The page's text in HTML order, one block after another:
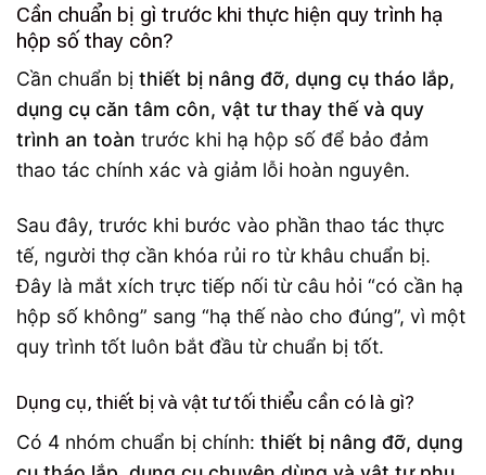
Cần chuẩn bị gì trước khi thực hiện quy trình hạ
hộp số thay côn?
Cần chuẩn bị thiết bị nâng đỡ, dụng cụ tháo lắp,
dụng cụ căn tâm côn, vật tư thay thế và quy
trình an toàn trước khi hạ hộp số để bảo đảm
thao tác chính xác và giảm lỗi hoàn nguyên.
Sau đây, trước khi bước vào phần thao tác thực
tế, người thợ cần khóa rủi ro từ khâu chuẩn bị.
Đây là mắt xích trực tiếp nối từ câu hỏi “có cần hạ
hộp số không” sang “hạ thế nào cho đúng”, vì một
quy trình tốt luôn bắt đầu từ chuẩn bị tốt.
Dụng cụ, thiết bị và vật tư tối thiểu cần có là gì?
Có 4 nhóm chuẩn bị chính: thiết bị nâng đỡ, dụng